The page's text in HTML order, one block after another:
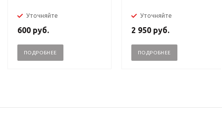
Уточняйте
600 руб.
ПОДРОБНЕЕ
Уточняйте
2 950 руб.
ПОДРОБНЕЕ